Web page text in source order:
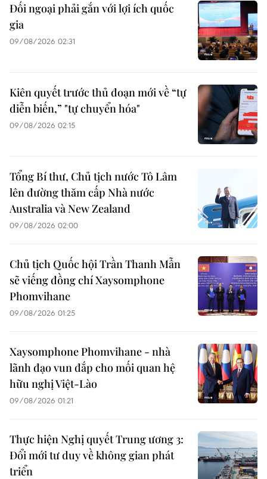
Đối ngoại phải gắn với lợi ích quốc
gia
09/08/2026 02:31
Kiên quyết trước thủ đoạn mới về “tự
diễn biến,” "tự chuyển hóa"
09/08/2026 02:15
Tổng Bí thư, Chủ tịch nước Tô Lâm
lên đường thăm cấp Nhà nước
Australia và New Zealand
09/08/2026 02:00
Chủ tịch Quốc hội Trần Thanh Mẫn
sẽ viếng đồng chí Xaysomphone
Phomvihane
09/08/2026 01:25
Xaysomphone Phomvihane - nhà
lãnh đạo vun đắp cho mối quan hệ
hữu nghị Việt-Lào
09/08/2026 01:21
Thực hiện Nghị quyết Trung ương 3:
Đổi mới tư duy về không gian phát
triển